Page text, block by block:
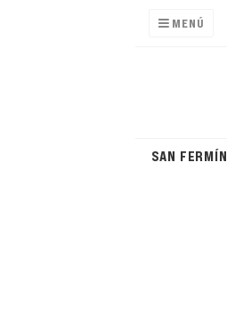
MENÚ
SAN FERMÍN